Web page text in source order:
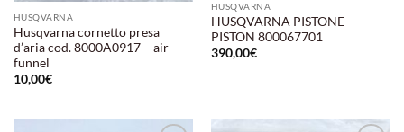
HUSQVARNA
Husqvarna cornetto presa
d’aria cod. 8000A0917 – air
funnel
10,00€
HUSQVARNA
HUSQVARNA PISTONE –
PISTON 800067701
390,00€